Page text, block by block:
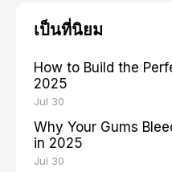
เป็นที่นิยม
How to Build the
2025
Jul 30
Why Your Gums
in 2025
Jul 30